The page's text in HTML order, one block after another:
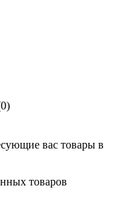
вас товары в
товаров